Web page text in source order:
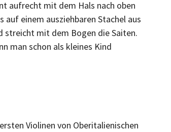
aufrecht mit dem Hals nach oben
einem ausziehbaren Stachel aus
streicht mit dem Bogen die Saiten.
man schon als kleines Kind
Violinen von Oberitalienischen